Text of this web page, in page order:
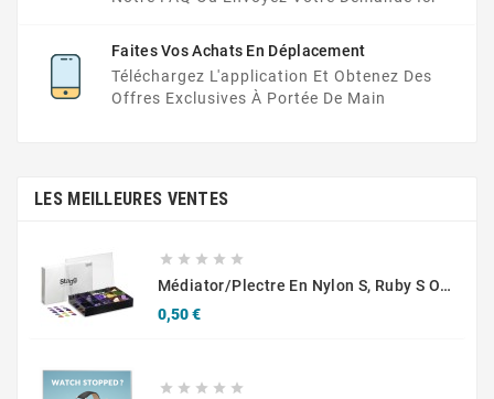
Faites Vos Achats En Déplacement
Téléchargez L'application Et Obtenez Des
Offres Exclusives À Portée De Main
LES MEILLEURES VENTES
    
Médiator/plectre En Nylon S, Ruby S Ou Touch L - STAGG PBOX10
0,50 €Prix
    